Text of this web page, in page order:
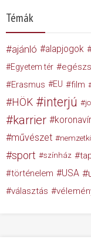
Témák
ajánló alapjogok
Egyetem tér
Erasmus EU film
HÖK interjú
karrier
művészet
sport színház
történelem USA
választás